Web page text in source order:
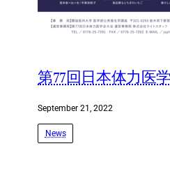
第77回日本体力医
September 21, 2022
News